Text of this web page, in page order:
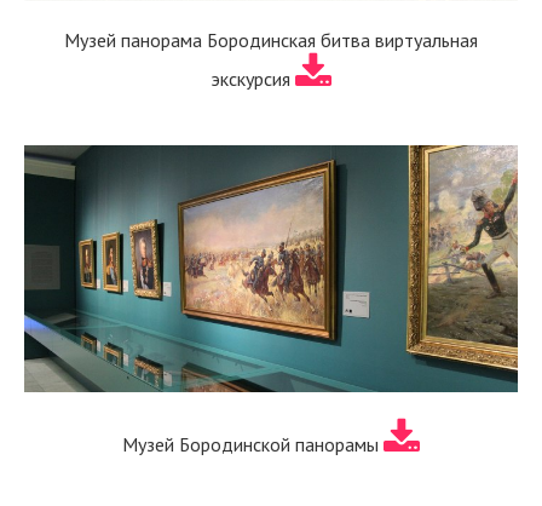
Музей панорама Бородинская битва виртуальная
экскурсия
Музей Бородинской панорамы